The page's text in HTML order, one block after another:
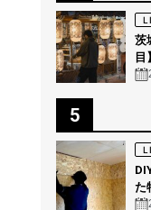
茨
目
森
5
た